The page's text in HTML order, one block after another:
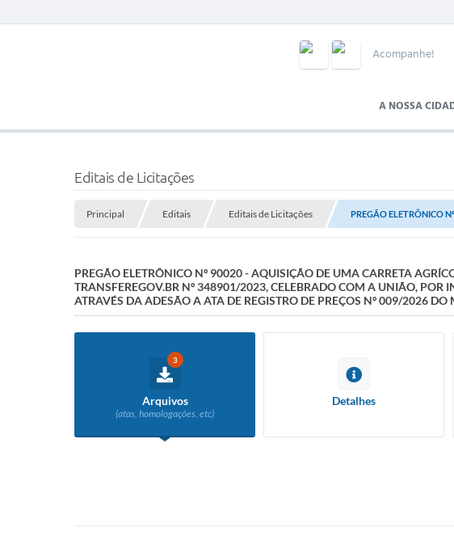
Acompanhe!
A NOSSA
Editais de Licitações
Principal Editais Editais de Licitações PREGÃO ELETRÔNICO
PREGÃO ELETRÔNICO Nº 90020 - AQUISIÇÃO DE UMA CARRETA
TRANSFEREGOV.BR Nº 348901/2023, CELEBRADO COM A UNIÃO,
ATRAVÉS DA ADESÃO A ATA DE REGISTRO DE PREÇOS Nº 009/2026
3
Arquivos
(atas, homologações, etc)
Detalhes